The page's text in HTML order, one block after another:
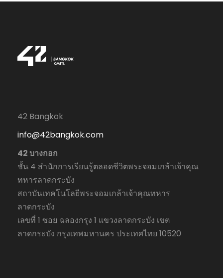
42 Bangkok
info@42bangkok.com
42 บางกอก
ชั้น 4 สำนักการเรียนรู้ตลอดชีวิตพระจอมเกล้าเจ้าคุณ
ทหารลาดกระบัง
สถาบันเทคโนโลยีพระจอมเกล้าเจ้าคุณทหาร
ลาดกระบัง
เลขที่ 1 ซอย ฉลองกรุง 1 แขวงลาดกระบัง เขต
ลาดกระบัง กรุงเทพมหานคร ประเทศไทย 10520